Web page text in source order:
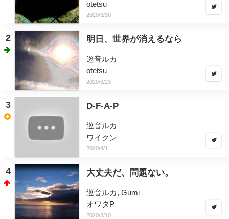
otetsu
2020/3/30
2 明日、世界が消えるなら
巡音ルカ
otetsu
2020/3/23
3 D-F-A-P
巡音ルカ
ワイクン
2020/4/1
4 大丈夫だ、問題ない。
巡音ルカ, Gumi
オワタP
2020/3/10